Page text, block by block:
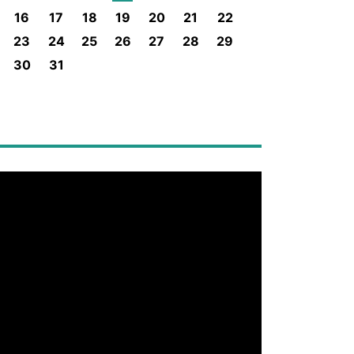
16
17 18 19 20 21
22
23
24 25 26 27 28
29
30
31